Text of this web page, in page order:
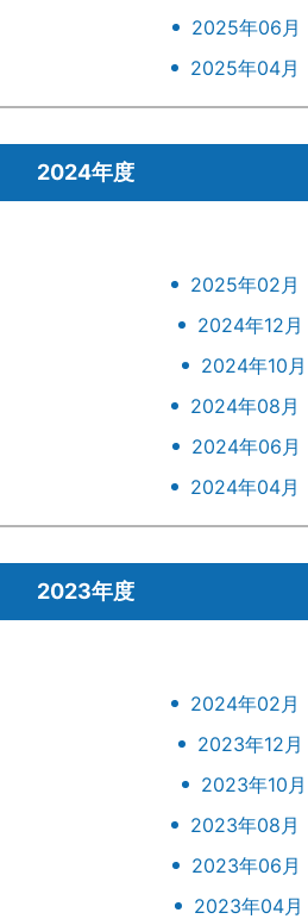
2025年06月
2025年04月
2024年度
2025年02月
2024年12月
2024年10月
2024年08月
2024年06月
2024年04月
2023年度
2024年02月
2023年12月
2023年10月
2023年08月
2023年06月
2023年04月